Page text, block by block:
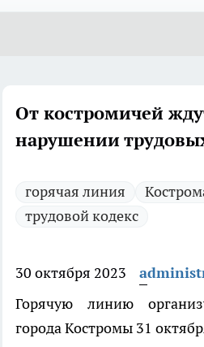
От костромичей
нарушении
горячая линия
трудовой кодекс
30 октября 2023
Горячую линию
города Костромы 31